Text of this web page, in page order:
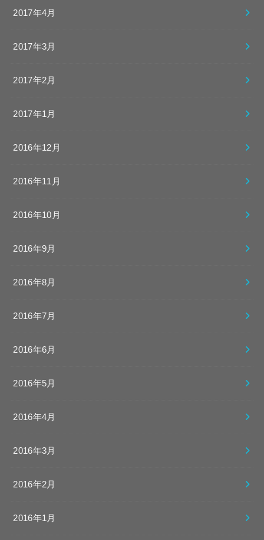
2017年4月
2017年3月
2017年2月
2017年1月
2016年12月
2016年11月
2016年10月
2016年9月
2016年8月
2016年7月
2016年6月
2016年5月
2016年4月
2016年3月
2016年2月
2016年1月